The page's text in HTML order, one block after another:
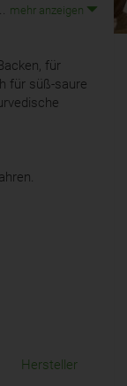
mehr anzeigen
für
für süß-saure
Hersteller